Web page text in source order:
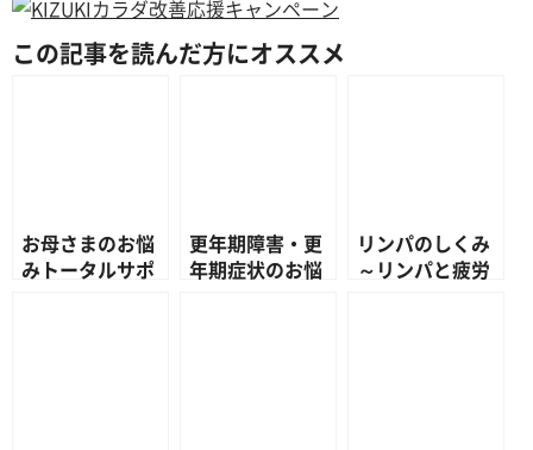
この記事を読んだ方にオススメ
お母さまのお悩
みトータルサポ
更年期障害・更
年期症状のお悩
リンパのしくみ
～リンパと疲労